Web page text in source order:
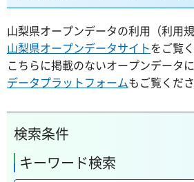
山梨県オープンデータの利用（利用
山梨県オープンデータサイトをご覧
こちらに掲載のないオープンデータに
データプラットフォームもご覧くださ
検索条件
キーワード検索